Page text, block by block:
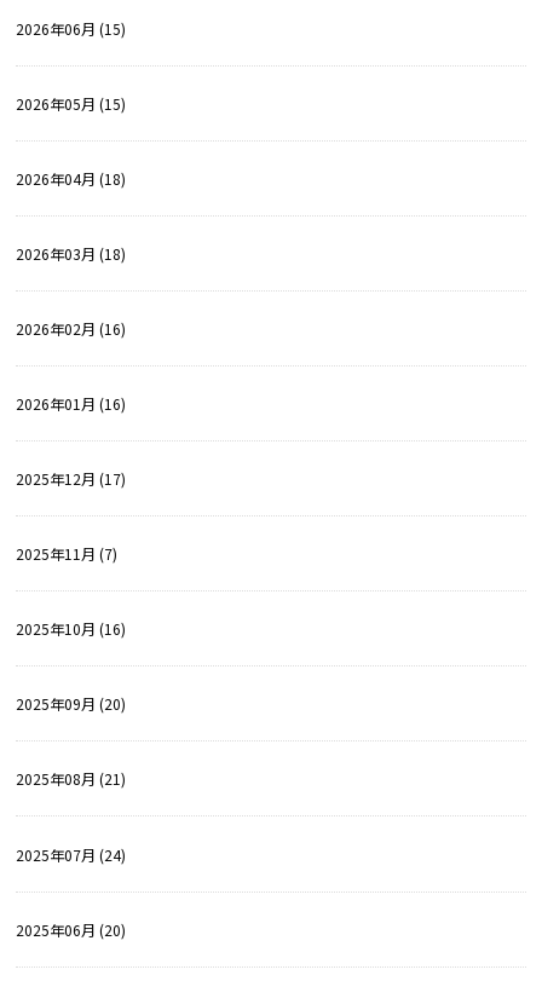
2026年06月 (15)
2026年05月 (15)
2026年04月 (18)
2026年03月 (18)
2026年02月 (16)
2026年01月 (16)
2025年12月 (17)
2025年11月 (7)
2025年10月 (16)
2025年09月 (20)
2025年08月 (21)
2025年07月 (24)
2025年06月 (20)